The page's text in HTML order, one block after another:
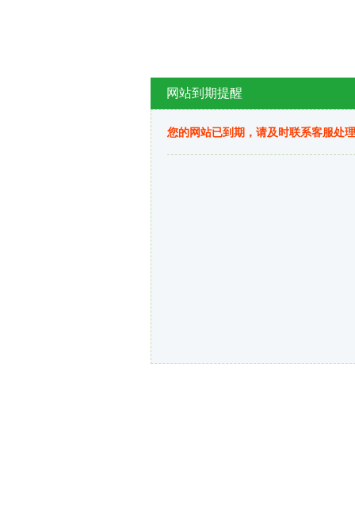
网站到期提醒
您的网站已到期，请及时联系客服处理